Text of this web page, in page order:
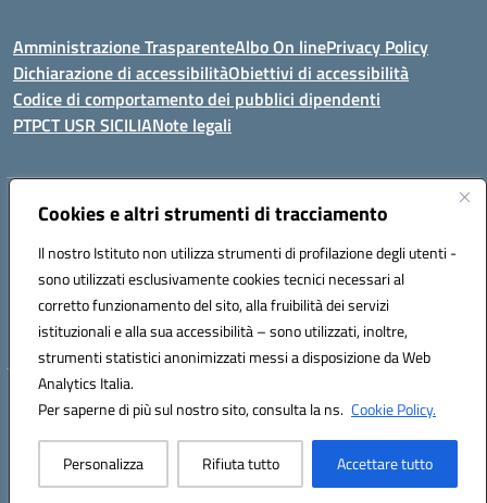
Cookies e altri strumenti di tracciamento
Il nostro Istituto non utilizza strumenti di profilazione degli utenti -
sono utilizzati esclusivamente cookies tecnici necessari al
corretto funzionamento del sito, alla fruibilità dei servizi
istituzionali e alla sua accessibilità – sono utilizzati, inoltre,
strumenti statistici anonimizzati messi a disposizione da Web
Analytics Italia.
Per saperne di più sul nostro sito, consulta la ns. Cookie Policy.
Personalizza Rifiuta tutto Accettare tutto
Amministrazione TrasparenteAlbo On linePrivacy Policy
Dichiarazione di accessibilitàObiettivi di accessibilità
Codice di comportamento dei pubblici dipendenti
PTPCT USR SICILIANote legali
Indirizzo:Via Enrico Fermi, 4 - Cefalù
Posta elettronica certificata (PEC):PAIC8AJ008@pec.istruzione.it
Codice fiscale: 82000590826
Codice meccanografico: PAIC8AJ008
Hosting & Powered by 3D Solution S.r.l.
Concept & Design by Designers Italia